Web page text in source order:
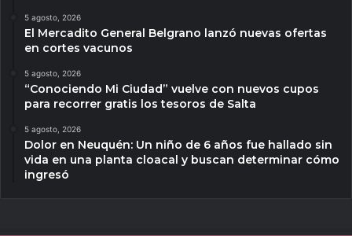
5 agosto, 2026
El Mercadito General Belgrano lanzó nuevas ofertas
en cortes vacunos
5 agosto, 2026
“Conociendo Mi Ciudad” vuelve con nuevos cupos
para recorrer gratis los tesoros de Salta
5 agosto, 2026
Dolor en Neuquén: Un niño de 6 años fue hallado sin
vida en una planta cloacal y buscan determinar cómo
ingresó